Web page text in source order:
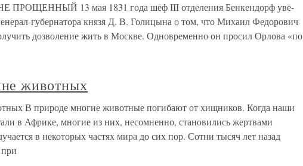
13 мая 1831 года шеф III отделения Бенкендорф уве­
губернатора князя Д. В. Го­лицына о том, что Михаил Федорович
дозволение жить в Москве. Одновременно он просил Орлова «по
животных
В природе многие животные погибают от хищников. Когда наши
в Африке, многие из них, несомненно, становились жертвами
в некоторых частях мира до сих пор. Сотни тысяч лет назад